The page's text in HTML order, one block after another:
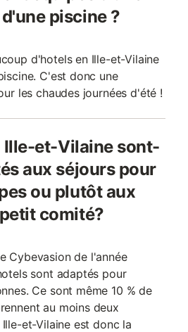
piscine ?
d'hotels en Ille-et-Vilaine
C'est donc une
les chaudes journées d'été !
Ille-et-Vilaine sont-
aux séjours pour
ou plutôt aux
comité?
Cybevasion de l'année
sont adaptés pour
Ce sont même 10 % de
au moins deux
et-Vilaine est donc la